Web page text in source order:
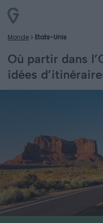
Monde Etats-Unis
Où partir dans
idées